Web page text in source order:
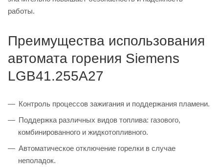
работы.
Преимущества использования
автомата горения Siemens
LGB41.255A27
Контроль процессов зажигания и поддержания пламени.
Поддержка различных видов топлива: газового,
комбинированного и жидкотопливного.
Автоматическое отключение горелки в случае
неполадок.